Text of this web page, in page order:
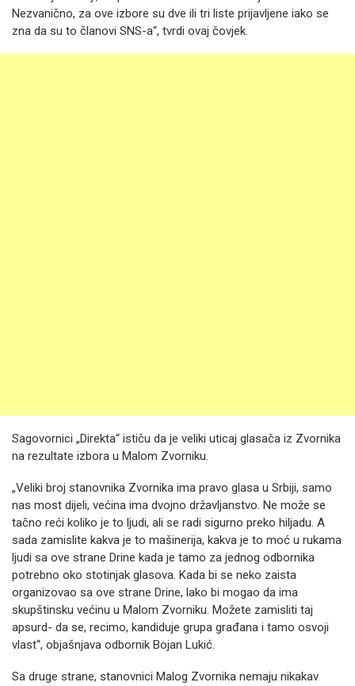
Nezvanično, za ove izbore su dve ili tri liste prijavljene iako se
zna da su to članovi SNS-a“, tvrdi ovaj čovjek.
Sagovornici „Direkta“ ističu da je veliki uticaj glasača iz Zvornika
na rezultate izbora u Malom Zvorniku.
„Veliki broj stanovnika Zvornika ima pravo glasa u Srbiji, samo
nas most dijeli, većina ima dvojno državljanstvo. Ne može se
tačno reći koliko je to ljudi, ali se radi sigurno preko hiljadu. A
sada zamislite kakva je to mašinerija, kakva je to moć u rukama
ljudi sa ove strane Drine kada je tamo za jednog odbornika
potrebno oko stotinjak glasova. Kada bi se neko zaista
organizovao sa ove strane Drine, lako bi mogao da ima
skupštinsku većinu u Malom Zvorniku. Možete zamisliti taj
apsurd- da se, recimo, kandiduje grupa građana i tamo osvoji
vlast“, objašnjava odbornik Bojan Lukić.
Sa druge strane, stanovnici Malog Zvornika nemaju nikakav